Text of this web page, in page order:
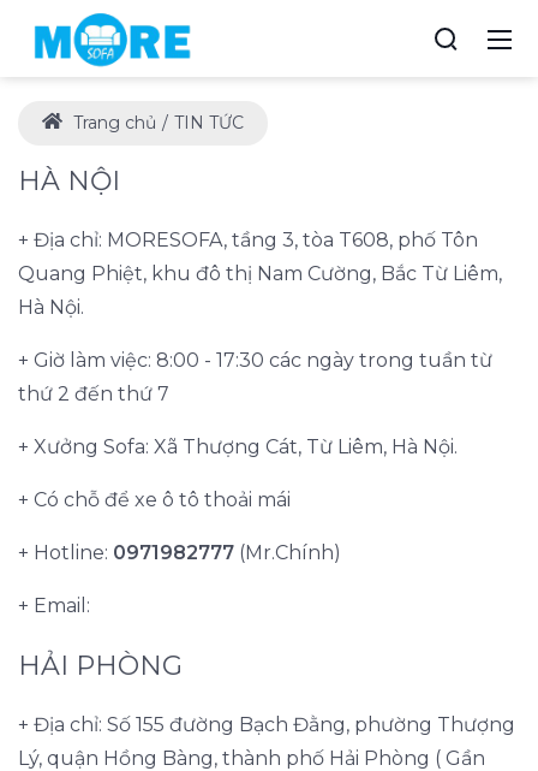
Trang chủ TIN TỨC
HÀ NỘI
+ Địa chỉ: MORESOFA, tầng 3, tòa T608, phố Tôn
Quang Phiệt, khu đô thị Nam Cường, Bắc Từ Liêm,
Hà Nội.
+ Giờ làm việc: 8:00 - 17:30 các ngày trong tuần từ
thứ 2 đến thứ 7
+ Xưởng Sofa: Xã Thượng Cát, Từ Liêm, Hà Nội.
+ Có chỗ để xe ô tô thoải mái
+ Hotline: 0971982777 (Mr.Chính)
+ Email:
HẢI PHÒNG
+ Địa chỉ: Số 155 đường Bạch Đằng, phường Thượng
Lý, quận Hồng Bàng, thành phố Hải Phòng ( Gần